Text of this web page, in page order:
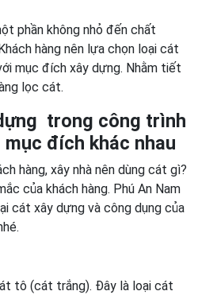
phần không nhỏ đến chất
hàng nên lựa chọn loại cát
mục đích xây dựng. Nhằm tiết
lọc cát.
trong công trình
đích khác nhau
hàng, xây nhà nên dùng cát gì?
của khách hàng. Phú An Nam
cát xây dựng và công dụng của
tô (cát trắng). Đây là loại cát